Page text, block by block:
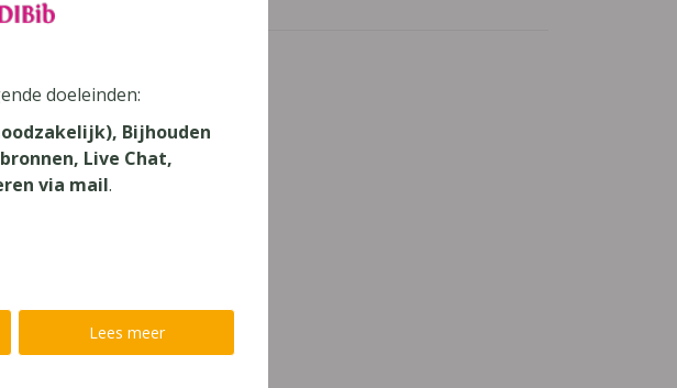
doeleinden:
Bijhouden
Live Chat,
via mail.
Lees meer